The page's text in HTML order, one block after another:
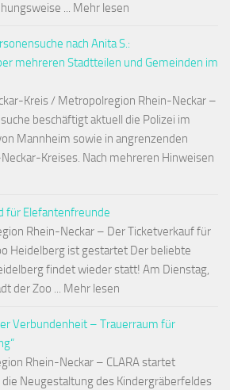
... Mehr lesen
nach Anita S.:
mehreren Stadtteilen und Gemeinden im
Kreis / Metropolregion Rhein-Neckar –
beschäftigt aktuell die Polizei im
Mannheim sowie in angrenzenden
Kreises. Nach mehreren Hinweisen
für Elefantenfreunde
Rhein-Neckar – Der Ticketverkauf für
Heidelberg ist gestartet Der beliebte
findet wieder statt! Am Dienstag,
der Zoo ... Mehr lesen
Verbundenheit – Trauerraum für
Rhein-Neckar – CLARA startet
Neugestaltung des Kindergräberfeldes